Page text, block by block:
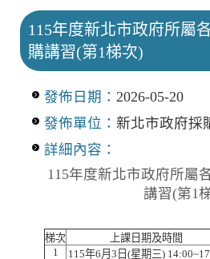
115年度新北市政府所屬
購講習(第1梯次)
發佈日期： 2026-05-20
發佈單位： 新北市政府採
詳細內容：
115年度新北市政府所屬
講習(第1
梯次 上課日期及時間
1
115年6月3日(星期三)